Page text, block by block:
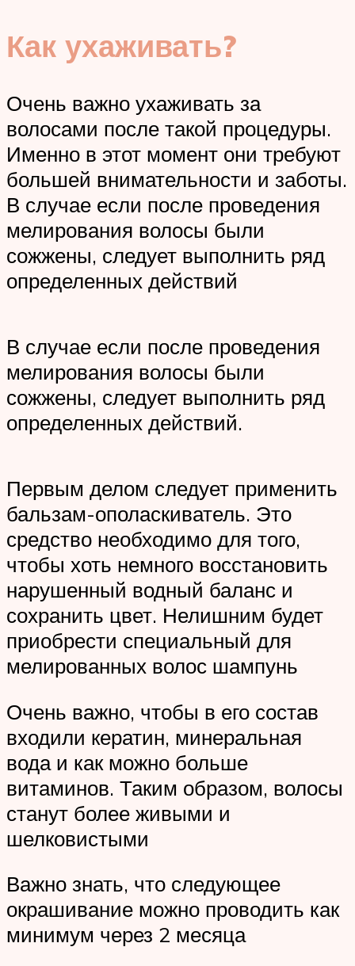
Как ухаживать?
Очень важно ухаживать за
волосами после такой процедуры.
Именно в этот момент они требуют
большей внимательности и заботы.
В случае если после проведения
мелирования волосы были
сожжены, следует выполнить ряд
определенных действий
В случае если после проведения
мелирования волосы были
сожжены, следует выполнить ряд
определенных действий.
Первым делом следует применить
бальзам-ополаскиватель. Это
средство необходимо для того,
чтобы хоть немного восстановить
нарушенный водный баланс и
сохранить цвет. Нелишним будет
приобрести специальный для
мелированных волос шампунь
Очень важно, чтобы в его состав
входили кератин, минеральная
вода и как можно больше
витаминов. Таким образом, волосы
станут более живыми и
шелковистыми
Важно знать, что следующее
окрашивание можно проводить как
минимум через 2 месяца